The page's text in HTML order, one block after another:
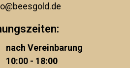
nach Vereinbarung
10:00 - 18:00